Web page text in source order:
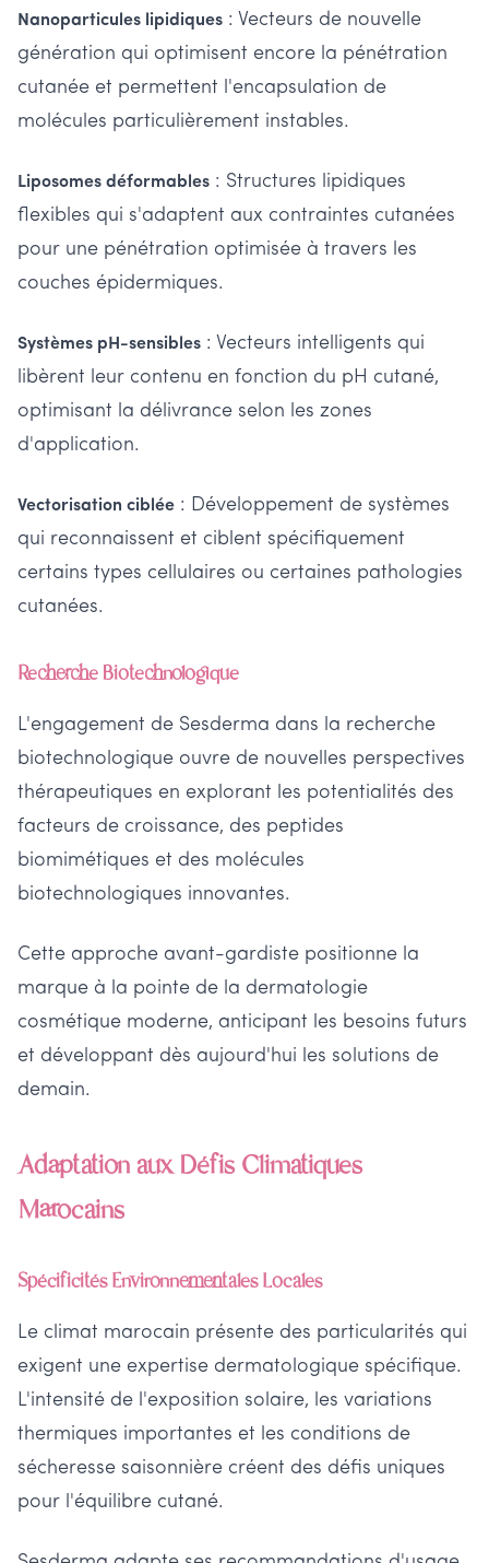
Nanoparticules lipidiques : Vecteurs de nouvelle
génération qui optimisent encore la pénétration
cutanée et permettent l'encapsulation de
molécules particulièrement instables.
Liposomes déformables : Structures lipidiques
flexibles qui s'adaptent aux contraintes cutanées
pour une pénétration optimisée à travers les
couches épidermiques.
Systèmes pH-sensibles : Vecteurs intelligents qui
libèrent leur contenu en fonction du pH cutané,
optimisant la délivrance selon les zones
d'application.
Vectorisation ciblée : Développement de systèmes
qui reconnaissent et ciblent spécifiquement
certains types cellulaires ou certaines pathologies
cutanées.
Recherche Biotechnologique
L'engagement de Sesderma dans la recherche
biotechnologique ouvre de nouvelles perspectives
thérapeutiques en explorant les potentialités des
facteurs de croissance, des peptides
biomimétiques et des molécules
biotechnologiques innovantes.
Cette approche avant-gardiste positionne la
marque à la pointe de la dermatologie
cosmétique moderne, anticipant les besoins futurs
et développant dès aujourd'hui les solutions de
demain.
Adaptation aux Défis Climatiques
Marocains
Spécificités Environnementales Locales
Le climat marocain présente des particularités qui
exigent une expertise dermatologique spécifique.
L'intensité de l'exposition solaire, les variations
thermiques importantes et les conditions de
sécheresse saisonnière créent des défis uniques
pour l'équilibre cutané.